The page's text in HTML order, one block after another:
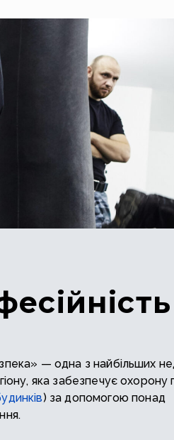
— одна з найбільших
яка забезпечує охорону
) за допомогою понад